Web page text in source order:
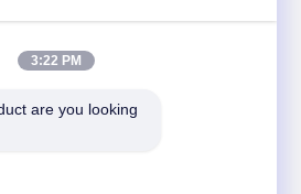
3:22 PM
are you looking